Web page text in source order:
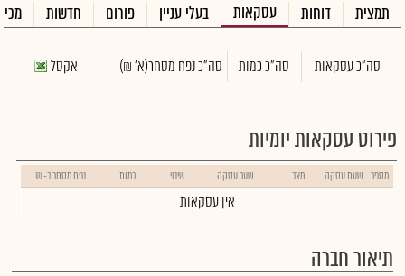
תמצית דוחות עסקאות בעלי עניין פורום חדשות
סה"כ עסקאות סה"כ כמות סה"כ נפח מסחר(א' ₪) אקסל
פירוט עסקאות יומיות
מספר שעת עסקה מצב שער עסקה שינוי כמות נפח מסחר ב- ₪
אין עסקאות
תיאור חברה